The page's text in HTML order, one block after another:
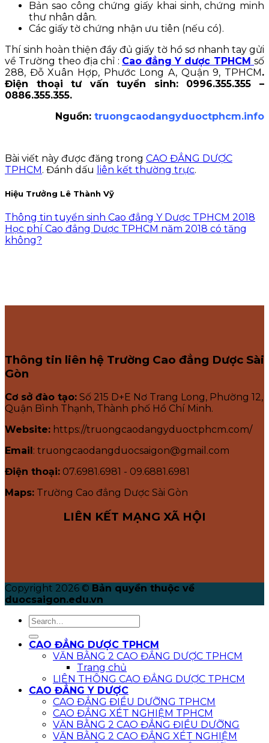
Bản sao công chứng giấy khai sinh, chứng minh
thư nhân dân.
Các giấy tờ chứng nhận ưu tiên (nếu có).
Thí sinh hoàn thiện đầy đủ giấy tờ hồ sơ nhanh tay gửi
về Trường theo địa chỉ : Cao đẳng Y dược TPHCMsố
288, Đỗ Xuân Hợp, Phước Long A, Quận 9, TPHCM.
Điện thoại tư vấn tuyển sinh: 0996.355.355 –
0886.355.355.
Nguồn: truongcaodangyduoctphcm.info
Bài viết này được đăng trong CAO ĐẲNG DƯỢC
TPHCM. Đánh dấu liên kết thường trực.
Hiệu Trưởng Lê Thành Vỹ
Thông tin tuyển sinh Cao đẳng Y Dược TPHCM 2018
Học phí Cao đẳng Dược TPHCM năm 2018 có tăng
không?
Thông tin liên hệ Trường Cao đẳng Dược Sài
Gòn
Cơ sở đào tạo: Số 215 D+E Nơ Trang Long, Phường 12,
Quận Bình Thạnh, Thành phố Hồ Chí Minh.
Website: https://truongcaodangyduoctphcm.com/
Email : truongcaodangduocsaigon@gmail.com
Điện thoại: 07.6981.6981 - 09.6881.6981
Maps: Trường Cao đẳng Dược Sài Gòn
LIÊN KẾT MẠNG XÃ HỘI
Copyright 2026 © Bản quyền thuộc về
duocsaigon.edu.vn
CAO ĐẲNG DƯỢC TPHCM
VĂN BẰNG 2 CAO ĐẲNG DƯỢC TPHCM
Trang chủ
LIÊN THÔNG CAO ĐẲNG DƯỢC TPHCM
CAO ĐẲNG Y DƯỢC
CAO ĐẲNG ĐIỀU DƯỠNG TPHCM
CAO ĐẲNG XÉT NGHIỆM TPHCM
VĂN BẰNG 2 CAO ĐẲNG ĐIỀU DƯỠNG
VĂN BẰNG 2 CAO ĐẲNG XÉT NGHIỆM